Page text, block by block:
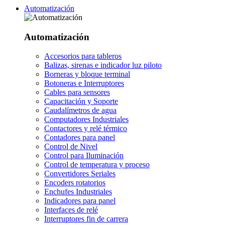
Automatización
Automatización
Accesorios para tableros
Balizas, sirenas e indicador luz piloto
Borneras y bloque terminal
Botoneras e Interruptores
Cables para sensores
Capacitación y Soporte
Caudalímetros de agua
Computadores Industriales
Contactores y relé térmico
Contadores para panel
Control de Nivel
Control para Iluminación
Control de temperatura y proceso
Convertidores Seriales
Encoders rotatorios
Enchufes Industriales
Indicadores para panel
Interfaces de relé
Interruptores fin de carrera